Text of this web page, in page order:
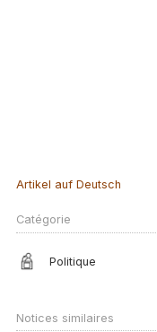
Artikel auf Deutsch
Catégorie
Politique
Notices similaires